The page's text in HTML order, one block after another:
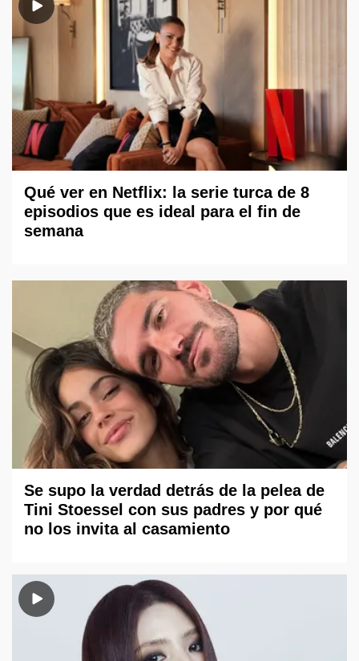
Qué ver en Netflix: la serie turca de 8
episodios que es ideal para el fin de
semana
Se supo la verdad detrás de la pelea de
Tini Stoessel con sus padres y por qué
no los invita al casamiento